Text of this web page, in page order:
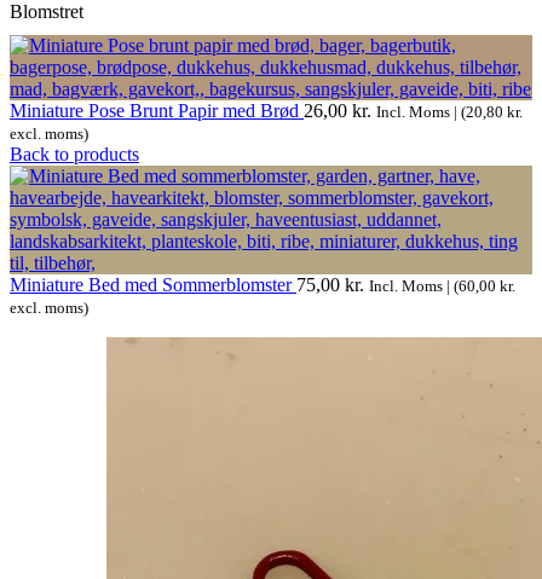
Blomstret
Miniature Pose Brunt Papir med Brød 26,00 kr. Incl. Moms | (20,80 kr.
excl. moms)
Back to products
Miniature Bed med Sommerblomster 75,00 kr. Incl. Moms | (60,00 kr.
excl. moms)